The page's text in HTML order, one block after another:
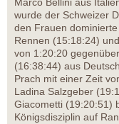
Marco Bellini aus
wurde der Schweizer
den Frauen
Rennen (15:18:24)
von 1:20:20
(16:38:44) aus
Prach mit einer Zeit
Ladina Salzgeber
Giacometti (19:20:51)
Königsdisziplin auf